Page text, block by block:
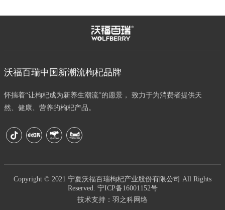
沃福百瑞中国新潮流枸杞品牌
怀揣着“让枸杞成为新养生潮流”的愿景， 致力于为消费者提供天
然、健康、营养的枸杞产品。
Copyright © 2021 宁夏沃福百瑞枸杞产业股份有限公司 All Rights
Reserved. 宁ICP备16001152号
技术支持： 羽之科网络